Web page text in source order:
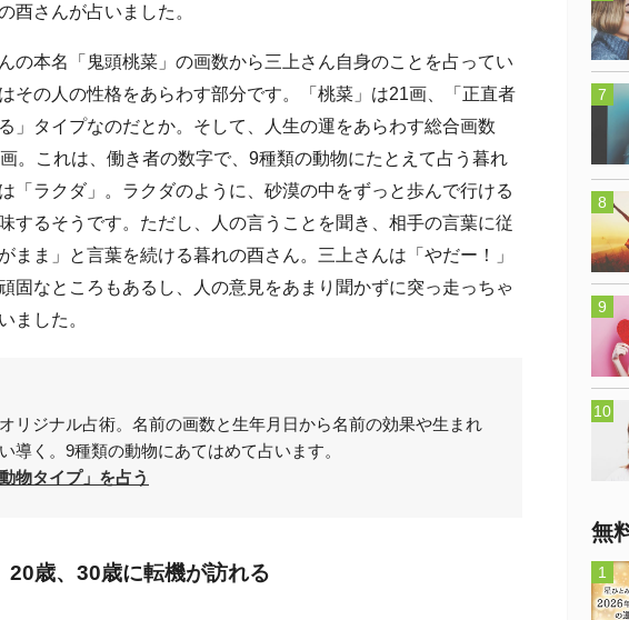
酉さんが占いました。
の本名「鬼頭桃菜」の画数から三上さん自身のことを占ってい
その人の性格をあらわす部分です。「桃菜」は21画、「正直者
」タイプなのだとか。そして、人生の運をあらわす総合画数
画。これは、働き者の数字で、9種類の動物にたとえて占う暮れ
「ラクダ」。ラクダのように、砂漠の中をずっと歩んで行ける
するそうです。ただし、人の言うことを聞き、相手の言葉に従
まま」と言葉を続ける暮れの酉さん。三上さんは「やだー！」
固なところもあるし、人の意見をあまり聞かずに突っ走っちゃ
ました。
リジナル占術。名前の画数と生年月日から名前の効果や生まれ
導く。9種類の動物にあてはめて占います。
物タイプ」を占う
20歳、30歳に転機が訪れる
無